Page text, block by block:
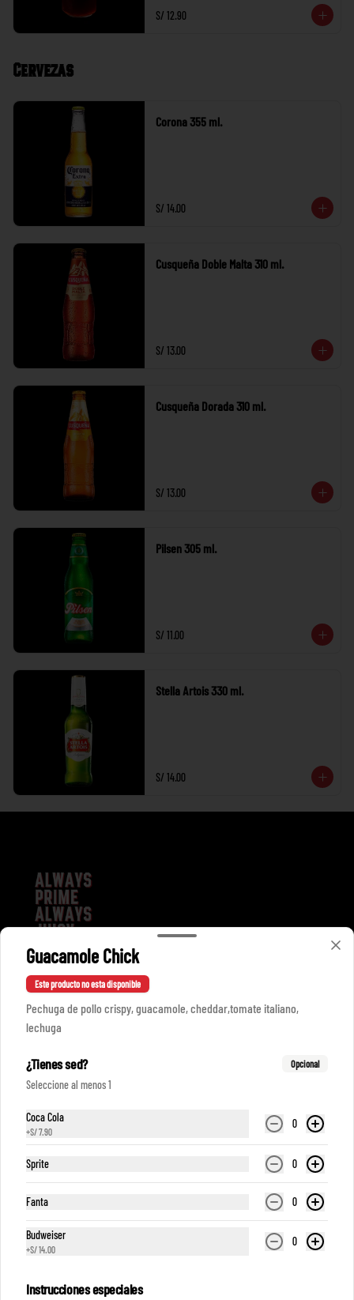
S/ 12.90
Cervezas
Corona 355 ml.
S/ 14.00
Cusqueña Doble Malta 310 ml.
S/ 13.00
Cusqueña Dorada 310 ml.
S/ 13.00
Pilsen 305 ml.
S/ 11.00
Stella Artois 330 ml.
S/ 14.00
Conócenos
Zonas de despacho
Términos y condiciones
Política de privacidad
Redes sociales
Mi cuenta
Pedir
Guacamole Chick
Este producto no esta disponible
Pechuga de pollo crispy, guacamole, cheddar,tomate italiano,
lechuga
¿Tienes sed? Opcional
Seleccione al menos 1
Coca Cola
+S/ 7.90
0
Sprite 0
Fanta 0
Budweiser
+S/ 14.00
0
Instrucciones especiales